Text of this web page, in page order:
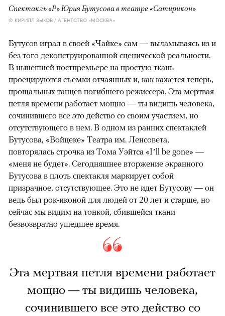
Спектакль «Р» Юрия Бутусова в театре «Сатирикон»
© КИРИЛЛ ЗЫКОВ / АГЕНТСТВО «МОСКВА»
Бутусов играл в своей «Чайке» сам — выламываясь из и
без того деконструированной сценической реальности.
В нынешней постпремьере на простую ткань
проецируются съемки отчаянных и, как кажется теперь,
прощальных танцев погибшего режиссера. Эта мертвая
петля времени работает мощно — ты видишь человека,
сочинившего все это действо со своим участием, но
отсутствующего в нем. В одном из ранних спектаклей
Бутусова, «Войцеке» Театра им. Ленсовета,
повторялась строчка из Тома Уэйтса «I’ll be gone» —
«меня не будет». Сегодняшнее вторжение экранного
Бутусова в плоть спектакля маркирует собой
призрачное, отсутствующее. Это не идет Бутусову — он
ведь был рок-иконой для людей от 20 лет и старше, но
сейчас мы видим на тонкой, сбившейся ткани
безвозвратно ушедшее время.
Эта мертвая петля времени работает
мощно — ты видишь человека,
сочинившего все это действо со